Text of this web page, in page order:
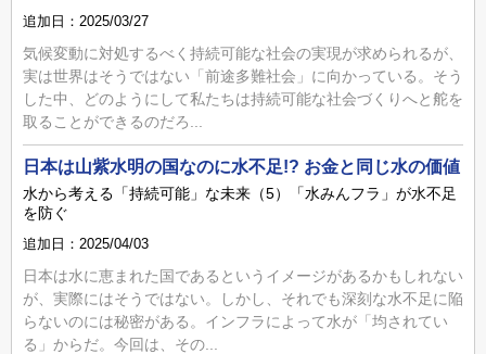
追加日：2025/03/27
気候変動に対処するべく持続可能な社会の実現が求められるが、
実は世界はそうではない「前途多難社会」に向かっている。そう
した中、どのようにして私たちは持続可能な社会づくりへと舵を
取ることができるのだろ...
日本は山紫水明の国なのに水不足!? お金と同じ水の価値
水から考える「持続可能」な未来（5）「水みんフラ」が水不足
を防ぐ
追加日：2025/04/03
日本は水に恵まれた国であるというイメージがあるかもしれない
が、実際にはそうではない。しかし、それでも深刻な水不足に陥
らないのには秘密がある。インフラによって水が「均されてい
る」からだ。今回は、その...